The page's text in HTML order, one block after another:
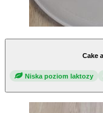
Cake
Niska poziom laktozy